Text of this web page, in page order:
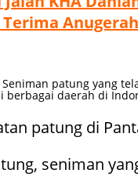
Seniman patung yang
berbagai daerah di
patung di
seniman